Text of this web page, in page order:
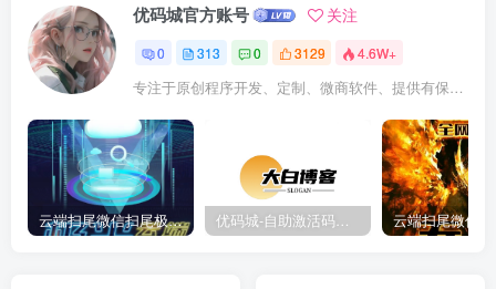
优码城官方账号 关注
0 313 0 3129 4.6W+
专注于原创程序开发、定制、微商软件、提供有保障的维护及售后，做高品质程序网站认准万码库。
云端扫尾微信扫尾极光,天使,格力,新百伦双号正版点数点卡授权充值 优码城-自助激活码商城-自助购卡点击-激活码24小时自助发卡地址